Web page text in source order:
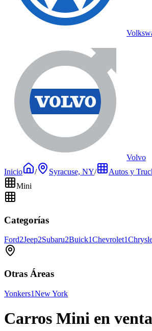
Volvo
Inicio
/ Syracuse, NY/ Autos y
Mini
Categorías
Ford2Jeep2Subaru2Buick1Chevrolet1
Otras Áreas
Yonkers1New York
Carros Mini en